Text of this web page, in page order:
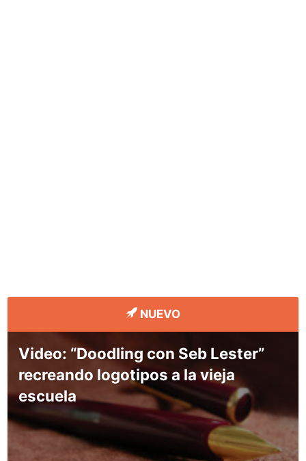
NUEVO
Video: “Doodling con Seb Lester”
recreando logotipos a la vieja
escuela